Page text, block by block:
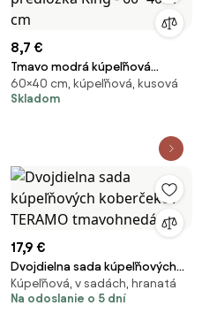
8,7 €
Tmavo modrá kúpeľňová
predložka King - 60*40*1 cm
60×40 cm, kúpeľňová, kusová
Skladom
17,9 €
Dvojdielna sada kúpeľňových
koberčekov TERAMO
tmavohnedá
Kúpeľňová, v sadách, hranatá
Na odoslanie o 5 dní